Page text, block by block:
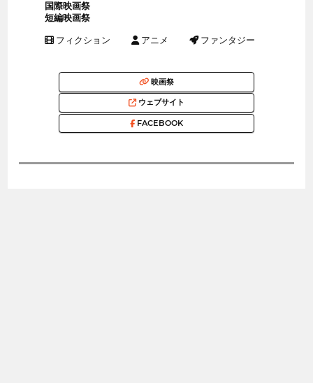
国際映画祭
短編映画祭
フィクション アニメ ファンタジー
映画祭
ウェブサイト
FACEBOOK